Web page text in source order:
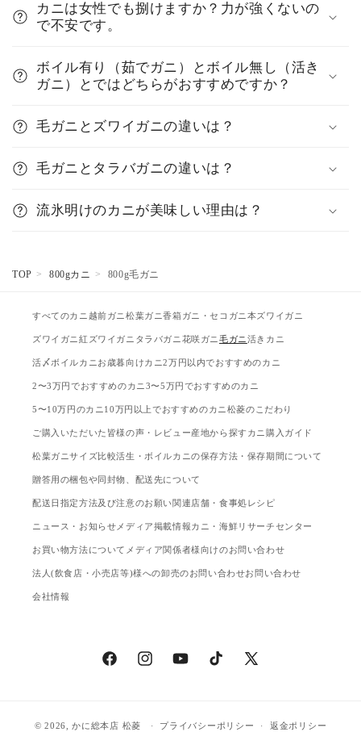
カニは女性でも捌けますか？力が強くないの
で不安です。
ボイル有り（茹でガニ）とボイル無し（活き
ガニ）とではどちらがおすすめですか？
毛ガニとズワイガニの違いは？
毛ガニとタラバガニの違いは？
流氷明けのカニが美味しい理由は？
TOP 800gカニ 800g毛ガニ
すべてのカニ 越前ガニ松葉ガニ香箱ガニ・セコガニ 本ズワイガニ
ズワイガニ 紅ズワイガニ タラバガニ 花咲ガニ毛ガニ 活きカニ
活〆ボイルカニ お歳暮向けカニ2万円以内でおすすめのカニ
2〜3万円でおすすめのカニ 3〜5万円でおすすめのカニ
5〜10万円のカニ 10万円以上でおすすめのカニ 松菱のこだわり
ご購入いただいた皆様の声・レビュー産地から探すカニ購入ガイド
松葉ガニサイズ比較活生・ボイルカニの保存方法・保存期間について
贈答用の梱包や同封物、配送先について
配送日指定方法及び注意のお願い関連店舗・食事処レシピ
ニュース・お知らせ メディア掲載情報カニ・海鮮リサーチセンター
お買い物方法について メディア関係者様向けのお問い合わせ
法人(飲食店・小売店等)様への卸売のお問い合わせお問い合わせ
会社情報
FacebookInstagramYouTubeTikTok
X
© 2026,かに総本店 松菱 プライバシーポリシー 返金ポリシー